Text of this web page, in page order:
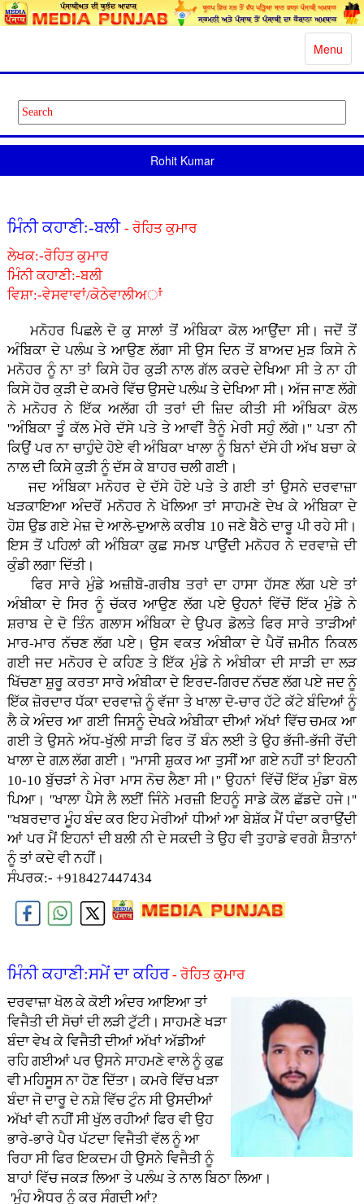
Toggle
Menu
Rohit Kumar
ਮਿੰਨੀ ਕਹਾਣੀ:-ਬਲੀ - ਰੋਹਿਤ ਕੁਮਾਰ
ਲੇਖਕ:-ਰੋਹਿਤ ਕੁਮਾਰ
ਮਿੰਨੀ ਕਹਾਣੀ:-ਬਲੀ
ਵਿਸ਼ਾ:-ਵੇਸਵਾਵਾਂ/ਕੋਠੇਵਾਲੀਅਾਂ
ਮਨੋਹਰ ਪਿਛਲੇ ਦੋ ਕੁ ਸਾਲਾਂ ਤੋਂ ਅੰਬਿਕਾ ਕੋਲ ਆਉਂਦਾ ਸੀ। ਜਦੋਂ ਤੋਂ
ਅੰਬਿਕਾ ਦੇ ਪਲੰਘ ਤੇ ਆਉਣ ਲੱਗਾ ਸੀ ਉਸ ਦਿਨ ਤੋਂ ਬਾਅਦ ਮੁੜ ਕਿਸੇ ਨੇ
ਮਨੋਹਰ ਨੂੰ ਨਾ ਤਾਂ ਕਿਸੇ ਹੋਰ ਕੁੜੀ ਨਾਲ ਗੱਲ ਕਰਦੇ ਦੇਖਿਆ ਸੀ ਤੇ ਨਾ ਹੀ
ਕਿਸੇ ਹੋਰ ਕੁੜੀ ਦੇ ਕਮਰੇ ਵਿੱਚ ਉਸਦੇ ਪਲੰਘ ਤੇ ਦੇਖਿਆ ਸੀ। ਅੱਜ ਜਾਣ ਲੱਗੇ
ਨੇ ਮਨੋਹਰ ਨੇ ਇੱਕ ਅਲੱਗ ਹੀ ਤਰਾਂ ਦੀ ਜ਼ਿਦ ਕੀਤੀ ਸੀ ਅੰਬਿਕਾ ਕੋਲ
''ਅੰਬਿਕਾ ਤੂੰ ਕੱਲ ਮੇਰੇ ਦੱਸੇ ਪਤੇ ਤੇ ਆਵੀਂ ਤੈਨੂੰ ਮੇਰੀ ਸਹੁੰ ਲੱਗੇ।'' ਪਤਾ ਨੀ
ਕਿਉਂ ਪਰ ਨਾ ਚਾਹੁੰਦੇ ਹੋਏ ਵੀ ਅੰਬਿਕਾ ਖਾਲਾ ਨੂੰ ਬਿਨਾਂ ਦੱਸੇ ਹੀ ਅੱਖ ਬਚਾ ਕੇ
ਨਾਲ ਦੀ ਕਿਸੇ ਕੁੜੀ ਨੂੰ ਦੱਸ ਕੇ ਬਾਹਰ ਚਲੀ ਗਈ।
ਜਦ ਅੰਬਿਕਾ ਮਨੋਹਰ ਦੇ ਦੱਸੇ ਹੋਏ ਪਤੇ ਤੇ ਗਈ ਤਾਂ ਉਸਨੇ ਦਰਵਾਜ਼ਾ
ਖੜਕਾਇਆ ਅੰਦਰੋਂ ਮਨੋਹਰ ਨੇ ਖੋਲਿਆ ਤਾਂ ਸਾਹਮਣੇ ਦੇਖ ਕੇ ਅੰਬਿਕਾ ਦੇ
ਹੋਸ਼ ਉਡ ਗਏ ਮੇਜ਼ ਦੇ ਆਲੇ-ਦੁਆਲੇ ਕਰੀਬ 10 ਜਣੇ ਬੈਠੇ ਦਾਰੂ ਪੀ ਰਹੇ ਸੀ।
ਇਸ ਤੋਂ ਪਹਿਲਾਂ ਕੀ ਅੰਬਿਕਾ ਕੁਛ ਸਮਝ ਪਾਉਂਦੀ ਮਨੋਹਰ ਨੇ ਦਰਵਾਜ਼ੇ ਦੀ
ਕੁੰਡੀ ਲਗਾ ਦਿੱਤੀ।
ਫਿਰ ਸਾਰੇ ਮੁੰਡੇ ਅਜ਼ੀਬੋ-ਗਰੀਬ ਤਰਾਂ ਦਾ ਹਾਸਾ ਹੱਸਣ ਲੱਗ ਪਏ ਤਾਂ
ਅੰਬੀਕਾ ਦੇ ਸਿਰ ਨੂੰ ਚੱਕਰ ਆਉਣ ਲੱਗ ਪਏ ਉਹਨਾਂ ਵਿੱਚੋਂ ਇੱਕ ਮੁੰਡੇ ਨੇ
ਸ਼ਰਾਬ ਦੇ ਦੋ ਤਿੰਨ ਗਲਾਸ ਅੰਬਿਕਾ ਦੇ ਉਪਰ ਡੋਲਤੇ ਫਿਰ ਸਾਰੇ ਤਾੜੀਆਂ
ਮਾਰ-ਮਾਰ ਨੱਚਣ ਲੱਗ ਪਏ। ਉਸ ਵਕਤ ਅੰਬੀਕਾ ਦੇ ਪੈਰੋਂ ਜ਼ਮੀਨ ਨਿਕਲ
ਗਈ ਜਦ ਮਨੋਹਰ ਦੇ ਕਹਿਣ ਤੇ ਇੱਕ ਮੁੰਡੇ ਨੇ ਅੰਬੀਕਾ ਦੀ ਸਾੜੀ ਦਾ ਲੜ
ਖਿੱਚਣਾ ਸ਼ੁਰੂ ਕਰਤਾ ਸਾਰੇ ਅੰਬੀਕਾ ਦੇ ਇਰਦ-ਗਿਰਦ ਨੱਚਣ ਲੱਗ ਪਏ ਜਦ ਨੂੰ
ਇੱਕ ਜ਼ੋਰਦਾਰ ਧੱਕਾ ਦਰਵਾਜ਼ੇ ਨੂੰ ਵੱਜਾ ਤੇ ਖਾਲਾ ਦੋ-ਚਾਰ ਹੱਟੇ ਕੱਟੇ ਬੰਦਿਆਂ ਨੂੰ
ਲੈ ਕੇ ਅੰਦਰ ਆ ਗਈ ਜਿਸਨੂੰ ਦੇਖਕੇ ਅੰਬੀਕਾ ਦੀਆਂ ਅੱਖਾਂ ਵਿੱਚ ਚਮਕ ਆ
ਗਈ ਤੇ ਉਸਨੇ ਅੱਧ-ਖੁੱਲੀ ਸਾੜੀ ਫਿਰ ਤੋਂ ਬੰਨ ਲਈ ਤੇ ਉਹ ਭੱਜੀ-ਭੱਜੀ ਰੋਂਦੀ
ਖਾਲਾ ਦੇ ਗਲ਼ ਲੱਗ ਗਈ। ''ਮਾਸੀ ਸ਼ੁਕਰ ਆ ਤੁਸੀਂ ਆ ਗਏ ਨਹੀਂ ਤਾਂ ਇਹਨੀ
10-10 ਬੁੱਚੜਾਂ ਨੇ ਮੇਰਾ ਮਾਸ ਨੋਚ ਲੈਣਾ ਸੀ।'' ਉਹਨਾਂ ਵਿੱਚੋਂ ਇੱਕ ਮੁੰਡਾ ਬੋਲ
ਪਿਆ। ''ਖਾਲਾ ਪੈਸੇ ਲੈ ਲਈਂ ਜਿੰਨੇ ਮਰਜ਼ੀ ਇਹਨੂੰ ਸਾਡੇ ਕੋਲ ਛੱਡਦੇ ਹਜੇ।''
''ਖਬਰਦਾਰ ਮੂੰਹ ਬੰਦ ਕਰ ਇਹ ਮੇਰੀਆਂ ਧੀਆਂ ਆ ਬੇਸ਼ੱਕ ਮੈਂ ਧੰਦਾ ਕਰਾਉਂਦੀ
ਆਂ ਪਰ ਮੈਂ ਇਹਨਾਂ ਦੀ ਬਲੀ ਨੀ ਦੇ ਸਕਦੀ ਤੇ ਉਹ ਵੀ ਤੁਹਾਡੇ ਵਰਗੇ ਸ਼ੈਤਾਨਾਂ
ਨੂੰ ਤਾਂ ਕਦੇ ਵੀ ਨਹੀਂ।
ਸੰਪਰਕ:- +918427447434
ਮਿੰਨੀ ਕਹਾਣੀ:ਸਮੇਂ ਦਾ ਕਹਿਰ - ਰੋਹਿਤ ਕੁਮਾਰ
ਦਰਵਾਜ਼ਾ ਖੋਲ ਕੇ ਕੋਈ ਅੰਦਰ ਆਇਆ ਤਾਂ
ਵਿਜੈਤੀ ਦੀ ਸੋਚਾਂ ਦੀ ਲੜੀ ਟੁੱਟੀ। ਸਾਹਮਣੇ ਖੜਾ
ਬੰਦਾ ਵੇਖ ਕੇ ਵਿਜੈਤੀ ਦੀਆਂ ਅੱਖਾਂ ਅੱਡੀਆਂ
ਰਹਿ ਗਈਆਂ ਪਰ ਉਸਨੇ ਸਾਹਮਣੇ ਵਾਲੇ ਨੂੰ ਕੁਛ
ਵੀ ਮਹਿਸੂਸ ਨਾ ਹੋਣ ਦਿੱਤਾ। ਕਮਰੇ ਵਿੱਚ ਖੜਾ
ਬੰਦਾ ਜੋ ਦਾਰੂ ਦੇ ਨਸ਼ੇ ਵਿੱਚ ਟੁੰਨ ਸੀ ਉਸਦੀਆਂ
ਅੱਖਾਂ ਵੀ ਨਹੀਂ ਸੀ ਖੁੱਲ ਰਹੀਆਂ ਫਿਰ ਵੀ ਉਹ
ਭਾਰੇ-ਭਾਰੇ ਪੈਰ ਪੱਟਦਾ ਵਿਜੈਤੀ ਵੱਲ ਨੂੰ ਆ
ਰਿਹਾ ਸੀ ਫਿਰ ਇਕਦਮ ਹੀ ਉਸਨੇ ਵਿਜੈਤੀ ਨੂੰ
ਬਾਹਾਂ ਵਿੱਚ ਜਕੜ ਲਿਆ ਤੇ ਪਲੰਘ ਤੇ ਨਾਲ ਬਿਠਾ ਲਿਆ।
'ਮੂੰਹ ਐਧਰ ਨੂੰ ਕਰ ਸੰਗਦੀ ਆਂ?